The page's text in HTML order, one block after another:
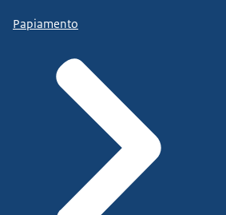
• Er is een Nationaal Crisisplan
wat ze moeten doen als er een
elektriciteit is.
Papiamento